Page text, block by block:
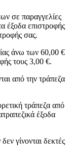
σε παραγγελίες
έξοδα επιστροφής
σας.
άνω των 60,00 €
τους 3,00 €.
από την τράπεζα
τράπεζα από
έξοδα
γίνονται δεκτές